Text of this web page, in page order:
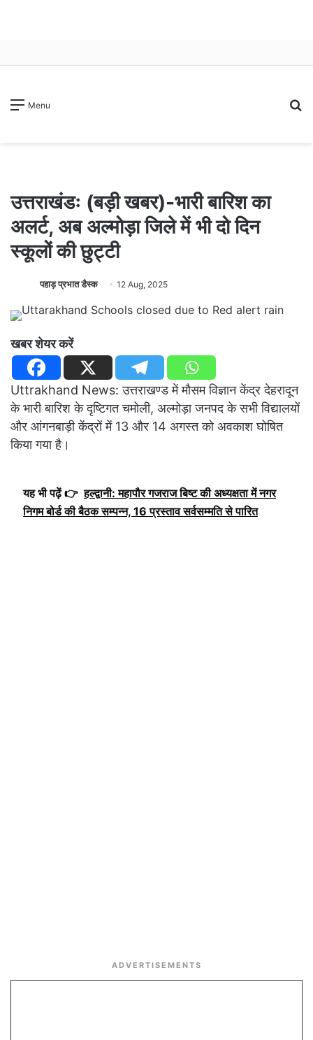
Menu
उत्तराखंडः (बड़ी खबर)-भारी बारिश का
अलर्ट, अब अल्मोड़ा जिले में भी दो दिन
स्कूलों की छुट्टी
पहाड़ प्रभात डैस्क 12 Aug, 2025
खबर शेयर करें
Uttrakhand News: उत्तराखण्ड में मौसम विज्ञान केंद्र देहरादून
के भारी बारिश के दृष्टिगत चमोली, अल्मोड़ा जनपद के सभी विद्यालयों
और आंगनबाड़ी केंद्रों में 13 और 14 अगस्त को अवकाश घोषित
किया गया है।
यह भी पढ़ें 👉 हल्द्वानी: महापौर गजराज बिष्ट की अध्यक्षता में नगर
निगम बोर्ड की बैठक सम्पन्न, 16 प्रस्ताव सर्वसम्मति से पारित
ADVERTISEMENTS